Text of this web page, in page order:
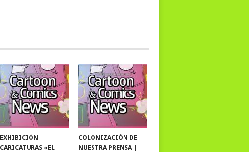
EXHIBICIÓN
CARICATURAS «EL
COLONIZACIÓN DE
NUESTRA PRENSA |